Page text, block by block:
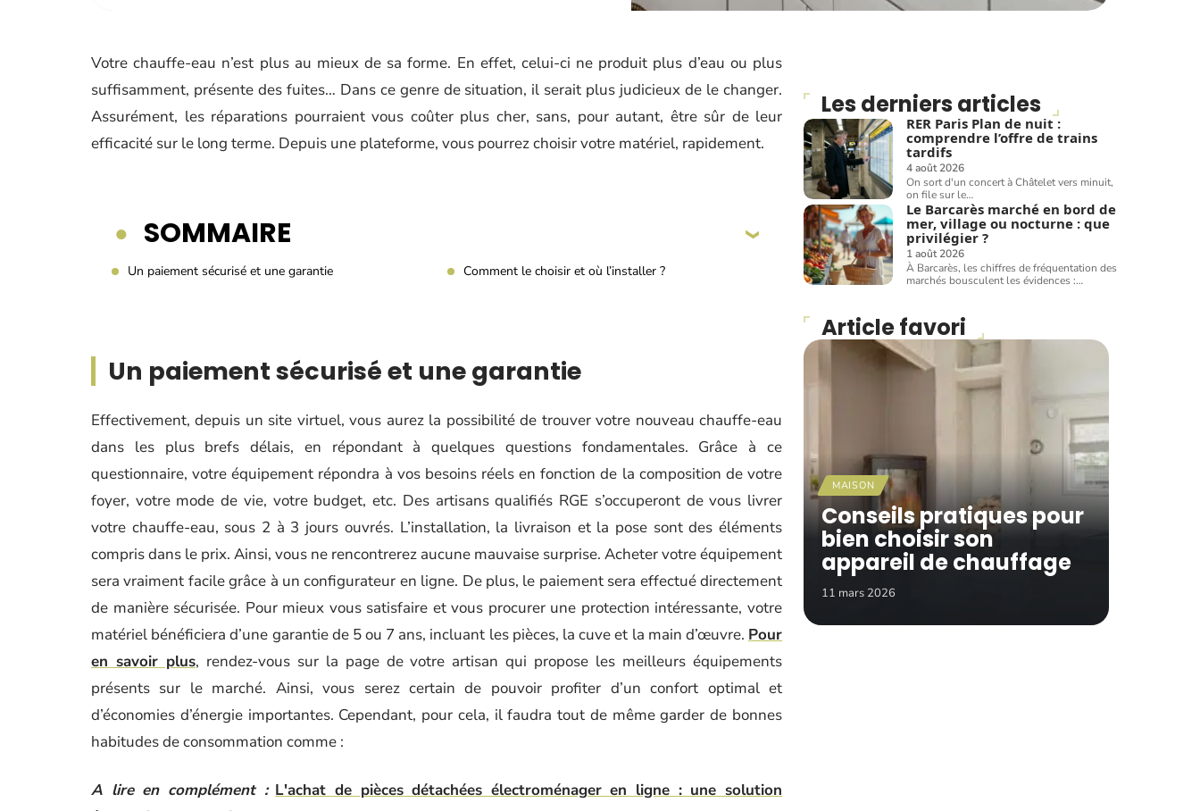
Votre chauffe-eau n’est plus au mieux de sa forme. En effet, celui-ci ne produit plus d’eau ou plus
suffisamment, présente des fuites… Dans ce genre de situation, il serait plus judicieux de le changer.
Assurément, les réparations pourraient vous coûter plus cher, sans, pour autant, être sûr de leur
efficacité sur le long terme. Depuis une plateforme, vous pourrez choisir votre matériel, rapidement.
SOMMAIRE
Un paiement sécurisé et une garantie Comment le choisir et où l’installer ?
Un paiement sécurisé et une garantie
Effectivement, depuis un site virtuel, vous aurez la possibilité de trouver votre nouveau chauffe-eau
dans les plus brefs délais, en répondant à quelques questions fondamentales. Grâce à ce
questionnaire, votre équipement répondra à vos besoins réels en fonction de la composition de votre
foyer, votre mode de vie, votre budget, etc. Des artisans qualifiés RGE s’occuperont de vous livrer
votre chauffe-eau, sous 2 à 3 jours ouvrés. L’installation, la livraison et la pose sont des éléments
compris dans le prix. Ainsi, vous ne rencontrerez aucune mauvaise surprise. Acheter votre équipement
sera vraiment facile grâce à un configurateur en ligne. De plus, le paiement sera effectué directement
de manière sécurisée. Pour mieux vous satisfaire et vous procurer une protection intéressante, votre
matériel bénéficiera d’une garantie de 5 ou 7 ans, incluant les pièces, la cuve et la main d’œuvre. Pour
en savoir plus, rendez-vous sur la page de votre artisan qui propose les meilleurs équipements
présents sur le marché. Ainsi, vous serez certain de pouvoir profiter d’un confort optimal et
d’économies d’énergie importantes. Cependant, pour cela, il faudra tout de même garder de bonnes
habitudes de consommation comme :
A lire en complément : L'achat de pièces détachées électroménager en ligne : une solution
Les derniers articles
RER Paris Plan de nuit :
comprendre l’offre de trains
tardifs
4 août 2026
On sort d'un concert à Châtelet vers minuit,
on file sur le…
Le Barcarès marché en bord de
mer, village ou nocturne : que
privilégier ?
1 août 2026
À Barcarès, les chiffres de fréquentation des
marchés bousculent les évidences :…
Article favori
MAISON
Conseils pratiques pour
bien choisir son
appareil de chauffage
11 mars 2026